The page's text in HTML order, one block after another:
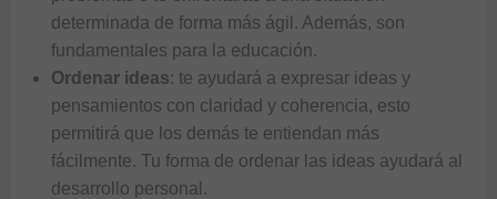
determinada de forma más ágil. Además, son
fundamentales para la educación.
Ordenar ideas: te ayudará a expresar ideas y
pensamientos con claridad y coherencia, esto
permitirá que los demás te entiendan más
fácilmente. Tu forma de ordenar las ideas ayudará al
desarrollo personal.